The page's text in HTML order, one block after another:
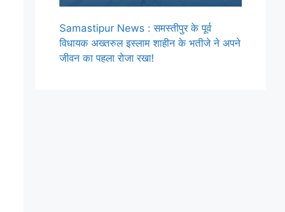
Samastipur News : समस्तीपुर के पूर्व
विधायक अख्तरुल इस्लाम शाहीन के भतीजे ने अपने
जीवन का पहला रोजा रखा!